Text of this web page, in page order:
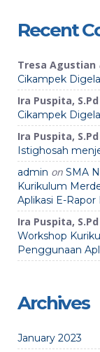
Recent
Tresa Agustian
Cikampek
Ira Puspita, S.Pd
Cikampek
Ira Puspita, S.Pd
Istighosah
admin on SMA
Kurikulum
Aplikasi E-Rapor
Ira Puspita, S.Pd
Workshop
Penggunaan
Archives
January 2023